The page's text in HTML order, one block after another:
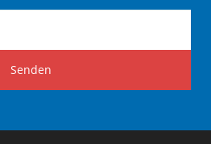
Senden